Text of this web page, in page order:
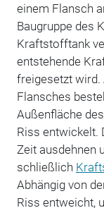
einem Flansch
Baugruppe des
Kraftstofftank
entstehende
freigesetzt wird.
Flansches
Außenfläche
Riss entwickelt.
Zeit ausdehnen
schließlich
Abhängig von
Riss entweicht,